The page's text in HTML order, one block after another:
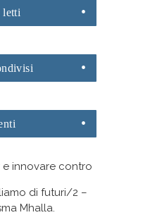
letti
e innovare contro
di futuri/2 –
Mhalla.